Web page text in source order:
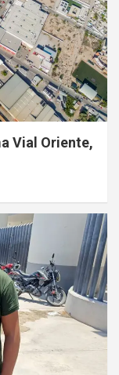
Vial Oriente,